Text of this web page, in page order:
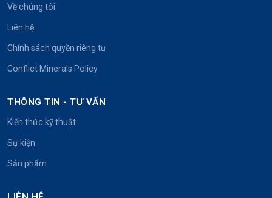
Về chúng tôi
Liên hệ
Chính sách quyền riêng tư
Conflict Minerals Policy
THÔNG TIN - TƯ VẤN
Kiến thức kỹ thuật
Sự kiện
Sản phẩm